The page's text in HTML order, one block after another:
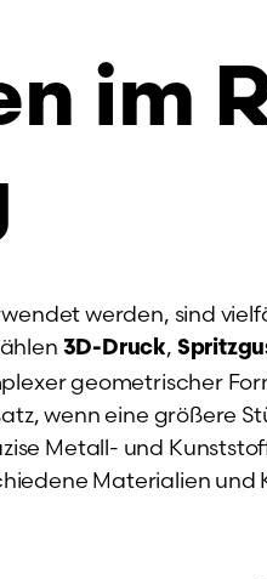
im
werden, sind
3D-Druck,
geometrischer
wenn eine größere
Metall- und
Materialien